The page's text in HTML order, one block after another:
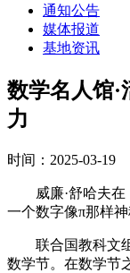
通知公告
媒体报道
基地资讯
数学名人馆·
力
时间：2025-03-19
威廉·舒哈夫
一个数字像π那样
联合国教科文
数学节。在数学节